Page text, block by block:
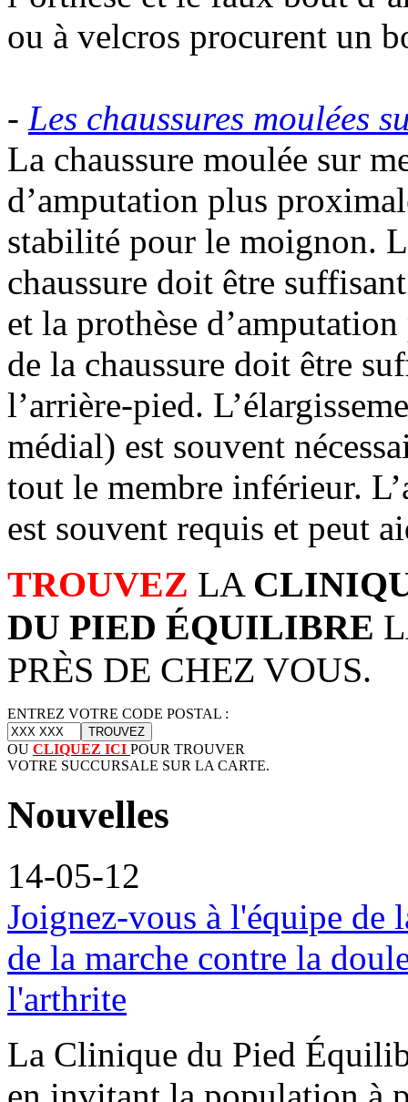
ou à velcros procurent un
- Les chaussures moulées
La chaussure moulée sur
d’amputation plus
stabilité pour le moignon.
chaussure doit être
et la prothèse
de la chaussure doit être
l’arrière-pied.
médial) est souvent
tout le membre inférieur.
est souvent requis et peut
TROUVEZ LA
DU PIED ÉQUILIBRE
PRÈS DE CHEZ VOUS.
ENTREZ VOTRE CODE POSTAL :
OU CLIQUEZ ICI POUR TROUVER
VOTRE SUCCURSALE SUR LA CARTE.
Nouvelles
14-05-12
Joignez-vous à l'équipe
de la marche contre la
l'arthrite
La Clinique du Pied